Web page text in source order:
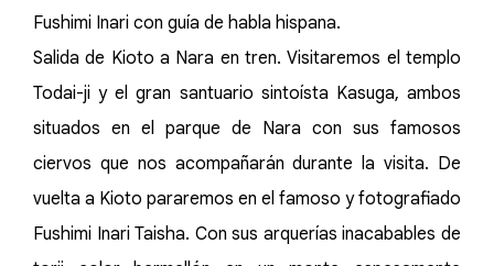
Fushimi Inari con guía de habla hispana.
Salida de Kioto a Nara en tren. Visitaremos el templo
Todai-ji y el gran santuario sintoísta Kasuga, ambos
situados en el parque de Nara con sus famosos
ciervos que nos acompañarán durante la visita. De
vuelta a Kioto pararemos en el famoso y fotografiado
Fushimi Inari Taisha. Con sus arquerías inacabables de